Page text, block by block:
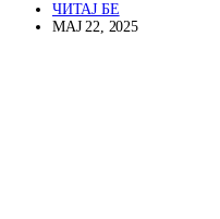
ЧИТАЈ БЕ
МАЈ 22, 2025